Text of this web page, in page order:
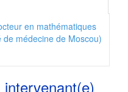
en mathématiques
médecine de Moscou)